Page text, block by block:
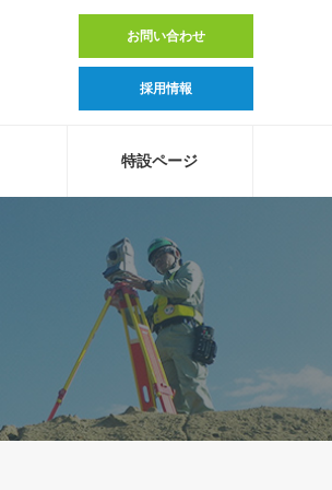
お問い合わせ
採用情報
特設ページ